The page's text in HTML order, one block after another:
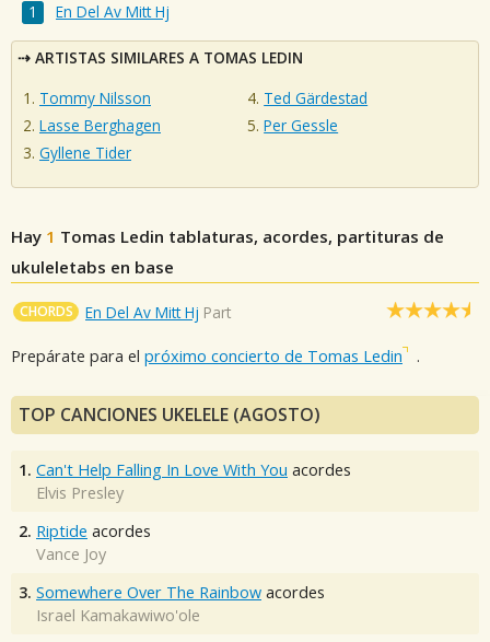
En Del Av Mitt Hj
ARTISTAS SIMILARES A TOMAS LEDIN
Tommy Nilsson
Lasse Berghagen
Gyllene Tider
Ted Gärdestad
Per Gessle
Hay 1 Tomas Ledin tablaturas, acordes, partituras de
ukuleletabs en base
CHORDS En Del Av Mitt Hj Part
Prepárate para el próximo concierto de Tomas Ledin .
TOP CANCIONES UKELELE (AGOSTO)
1. Can't Help Falling In Love With You acordes
Elvis Presley
2. Riptide acordes
Vance Joy
3. Somewhere Over The Rainbow acordes
Israel Kamakawiwo'ole